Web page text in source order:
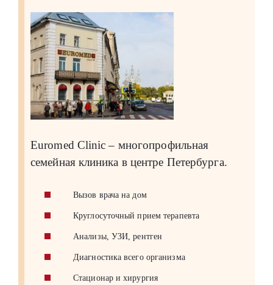
Euromed Clinic – многопрофильная
семейная клиника в центре Петербурга.
Вызов врача на дом
Круглосуточный прием терапевта
Анализы, УЗИ, рентген
Диагностика всего организма
Стационар и хирургия